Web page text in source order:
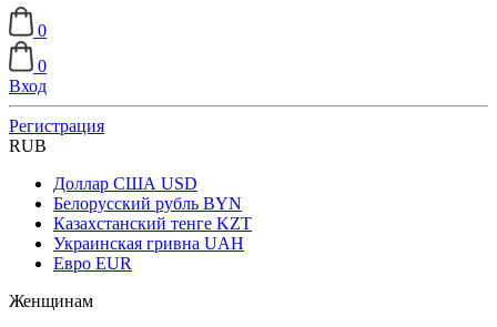
0
0
Вход
Регистрация
RUB
Доллар США USD
Белорусский рубль BYN
Казахстанский тенге KZT
Украинская гривна UAH
Евро EUR
Женщинам